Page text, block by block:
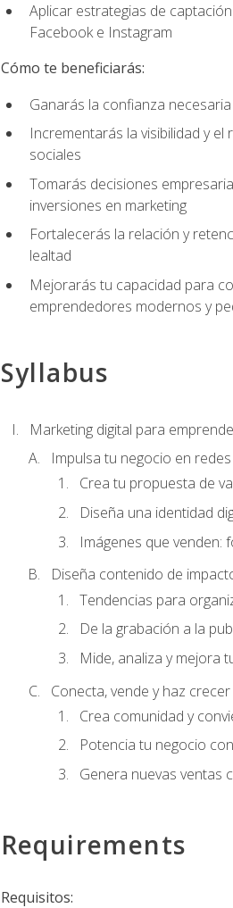
Aplicar estrategias de
Facebook e Instagram
Cómo te beneficiarás:
Ganarás la confianza
Incrementarás la visibilidad y
sociales
Tomarás decisiones
inversiones en marketing
Fortalecerás la relación y
lealtad
Mejorarás tu capacidad para
emprendedores modernos y
Syllabus
Marketing digital para
Impulsa tu negocio en
Crea tu propuesta de
Diseña una identidad
Imágenes que venden:
Diseña contenido de
Tendencias para
De la grabación a la
Mide, analiza y mejora
Conecta, vende y haz
Crea comunidad y
Potencia tu negocio
Genera nuevas ventas
Requirements
Requisitos: